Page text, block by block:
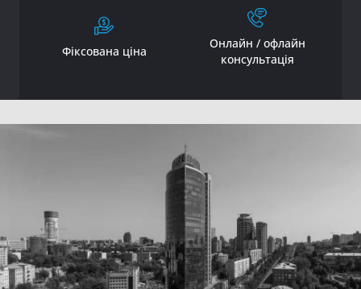
Фіксована ціна
Онлайн / офлайн
консультація